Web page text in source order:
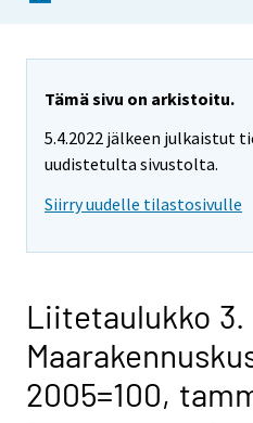
Tämä sivu on arkistoitu.
5.4.2022 jälkeen julkaistut
uudistetulta sivustolta.
Siirry uudelle tilastosivulle
Liitetaulukko 3.
2005=100,